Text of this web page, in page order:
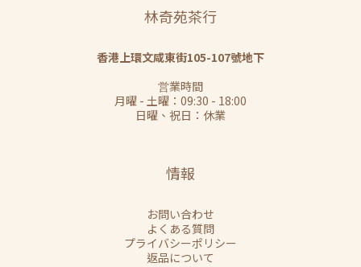
林奇苑茶行
香港上環文咸東街105-107號地下
営業時間
月曜 - 土曜：09:30 - 18:00
日曜、祝日：休業
情報
お問い合わせ
よくある質問
プライバシーポリシー
返品について